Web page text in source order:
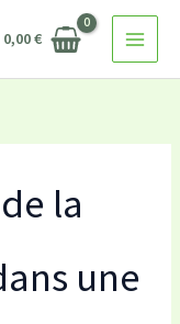
0,00€
la
une